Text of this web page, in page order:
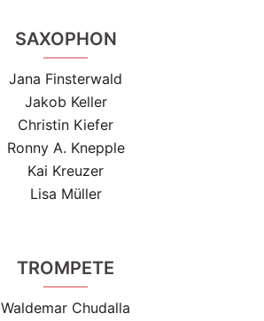
SAXOPHON
Jana Finsterwald
Jakob Keller
Christin Kiefer
Ronny A. Knepple
Kai Kreuzer
Lisa Müller
TROMPETE
Waldemar Chudalla